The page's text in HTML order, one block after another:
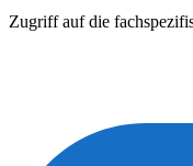
Zugriff auf die